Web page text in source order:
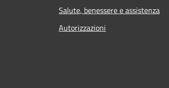
Salute, benessere e assistenza
Autorizzazioni